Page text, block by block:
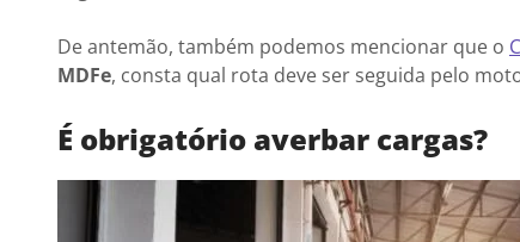
De antemão, também podemos mencionar que o
MDFe, consta qual rota deve ser seguida pelo
É obrigatório averbar cargas?